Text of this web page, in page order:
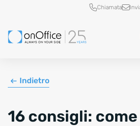
Accesso rapido
Chiamata
Indietro
16 consigli: come